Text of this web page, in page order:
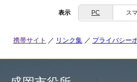
表示 PC ス
携帯サイト リンク集 プライバシー